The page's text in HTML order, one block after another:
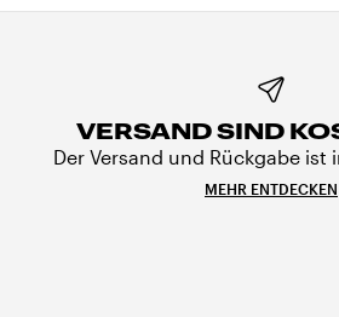
VERSAND SIND
Der Versand und Rückgabe ist
MEHR ENTDECKEN